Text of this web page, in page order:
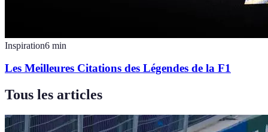
Inspiration6 min
Les Meilleures Citations des Légendes de la F1
Tous les articles